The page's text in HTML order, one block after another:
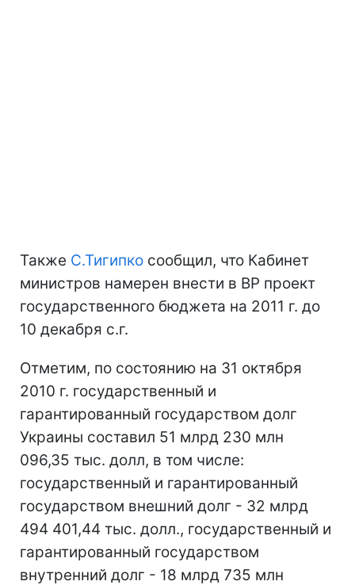
Также С.Тигипко сообщил, что Кабинет
министров намерен внести в ВР проект
государственного бюджета на 2011 г. до
10 декабря с.г.
Отметим, по состоянию на 31 октября
2010 г. государственный и
гарантированный государством долг
Украины составил 51 млрд 230 млн
096,35 тыс. долл, в том числе:
государственный и гарантированный
государством внешний долг - 32 млрд
494 401,44 тыс. долл., государственный и
гарантированный государством
внутренний долг - 18 млрд 735 млн